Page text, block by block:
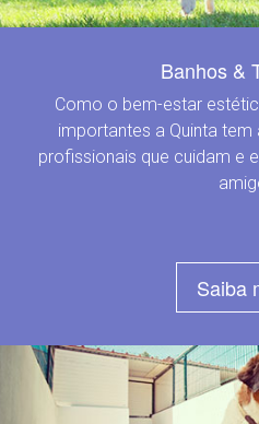
Banhos &
Como o bem-estar
importantes a Quinta
profissionais que cuidam e
Saiba